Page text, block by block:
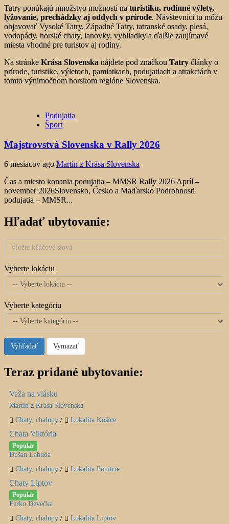
Tatry ponúkajú množstvo možností na turistiku, rodinné výlety,
lyžovanie, prechádzky aj oddych v prírode. Návštevníci tu môžu
objavovať Vysoké Tatry, Západné Tatry, tatranské osady, plesá,
vodopády, horské chaty, lanovky, vyhliadky a ďalšie zaujímavé
miesta vhodné pre turistov aj rodiny.
Na stránke Krása Slovenska nájdete pod značkou Tatry články o
prírode, turistike, výletoch, pamiatkach, podujatiach a atrakciách v
tomto výnimočnom horskom regióne Slovenska.
Podujatia
Šport
Majstrovstvá Slovenska v Rally 2026
6 mesiacov ago Martin z Krása Slovenska
Čas a miesto konania podujatia – MMSR Rally 2026 Apríl –
november 2026Slovensko, Česko a Maďarsko Podrobnosti
podujatia – MMSR...
Hľadať ubytovanie:
Vyberte lokáciu
Vyberte kategóriu
Vyhľadať Vymazať
Teraz pridané ubytovanie:
Veža na vlásku
Martin z Krása Slovenska
Chaty, chalupy / Lokalita Košice
Chata Viktória
Popular
Dušan Labuda
Chaty, chalupy / Lokalita Ponitrie
Chaty Liptov
Popular
Ferko Devečka
Chaty, chalupy / Lokalita Liptov